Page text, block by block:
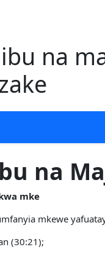
na
na
mke
mkewe
(30:21);